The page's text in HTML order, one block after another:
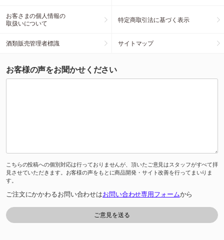
お客さまの個人情報の
取扱いについて
特定商取引法に基づく表示
酒類販売管理者標識 サイトマップ
お客様の声をお聞かせください
こちらの投稿への個別対応は行っておりませんが、頂いたご意見はスタッフがすべて拝
見させていただきます。お客様の声をもとに商品開発・サイト改善を行ってまいりま
す。
ご注文にかかわるお問い合わせはお問い合わせ専用フォームから